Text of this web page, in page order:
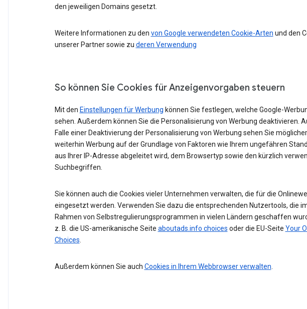
den jeweiligen Domains gesetzt.
Weitere Informationen zu den von Google verwendeten Cookie-Arten und den
unserer Partner sowie zu deren Verwendung
So können Sie Cookies für Anzeigenvorgaben steuern
Mit den Einstellungen für Werbung können Sie festlegen, welche Google-
sehen. Außerdem können Sie die Personalisierung von Werbung deaktivieren.
Falle einer Deaktivierung der Personalisierung von Werbung sehen Sie
weiterhin Werbung auf der Grundlage von Faktoren wie Ihrem ungefähren
aus Ihrer IP-Adresse abgeleitet wird, dem Browsertyp sowie den kürzlich
Suchbegriffen.
Sie können auch die Cookies vieler Unternehmen verwalten, die für die
eingesetzt werden. Verwenden Sie dazu die entsprechenden Nutzertools, die
Rahmen von Selbstregulierungsprogrammen in vielen Ländern geschaffen
z. B. die US-amerikanische Seite aboutads.info choices oder die EU-Seite Your
Choices.
Außerdem können Sie auch Cookies in Ihrem Webbrowser verwalten.